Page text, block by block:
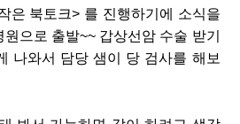
은 북토크> 를 진행하기에 소식을
원으로 출발~~ 갑상선암 수술 받기
나와서 담당 샘이 당 검사를 해보